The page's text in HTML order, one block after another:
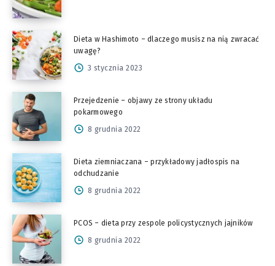
Dieta w Hashimoto – dlaczego musisz na nią zwracać
uwagę?
3 stycznia 2023
Przejedzenie – objawy ze strony układu
pokarmowego
8 grudnia 2022
Dieta ziemniaczana – przykładowy jadłospis na
odchudzanie
8 grudnia 2022
PCOS – dieta przy zespole policystycznych jajników
8 grudnia 2022